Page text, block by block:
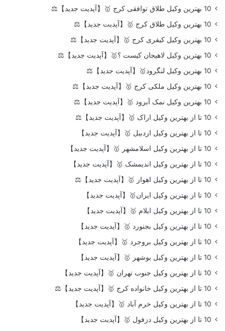
10 بهترین وکیل طلاق توافقی کرج 🥇【آپدیت جدید】⚖️
10 بهترین وکیل طلاق کرج 🥇【آپدیت جدید】⚖️
10 بهترین وکیل کیفری کرج 🥇【آپدیت جدید】⚖️
10 بهترین وکیل لاهیجان کیست ؟🥇【آپدیت جدید】⚖️
10 بهترین وکیل لنگرود🥇【آپدیت جدید】⚖️
10 بهترین وکیل ملکی کرج 🥇【آپدیت جدید】⚖️
10 بهترین وکیل نمک آبرود 🥇【آپدیت جدید】⚖️
10 تا از بهترین وکیل اراک 🥇【آپدیت جدید】⚖️
10 تا از بهترین وکیل اردبیل 🥇【آپدیت جدید】
10 تا از بهترین وکیل اسلامشهر 🥇【آپدیت جدید】
10 تا از بهترین وکیل اندیمشک 🥇【آپدیت جدید】
10 تا از بهترین وکیل اهواز 🥇【آپدیت جدید】⚖️
10 تا از بهترین وکیل ایران🥇【آپدیت جدید】
10 تا از بهترین وکیل ایلام 🥇【آپدیت جدید】
10 تا از بهترین وکیل بجنورد 🥇【آپدیت جدید】
10 تا از بهترین وکیل بروجرد 🥇【آپدیت جدید】
10 تا از بهترین وکیل بوشهر 🥇【آپدیت جدید】
10 تا از بهترین وکیل جنوب تهران 🥇【آپدیت جدید】
10 تا از بهترین وکیل خانواده کرج 🥇【آپدیت جدید】⚖️
10 تا از بهترین وکیل خرم آباد 🥇【آپدیت جدید】
10 تا از بهترین وکیل دزفول 🥇【آپدیت جدید】